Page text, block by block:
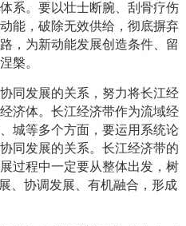
系。要以壮士断腕、刮骨疗伤
能，破除无效供给，彻底摒弃
，为新动能发展创造条件、留
槃。
同发展的关系，努力将长江经
济体。长江经济带作为流域经
城等多个方面，要运用系统论
同发展的关系。长江经济带的
过程中一定要从整体出发，树
、协调发展、有机融合，形成